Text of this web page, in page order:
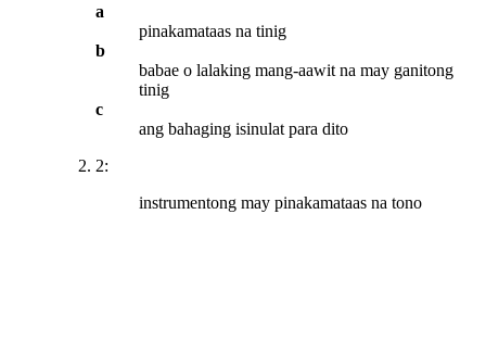
a
pinakamataas na tinig
b
babae o lalaking mang-aawit na may ganitong
tinig
c
ang bahaging isinulat para dito
2:
instrumentong may pinakamataas na tono